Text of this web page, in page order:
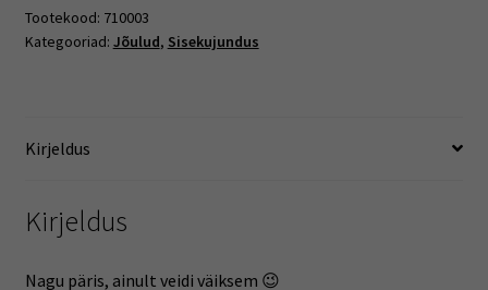
Tootekood: 710003
Kategooriad: Jõulud, Sisekujundus
Kirjeldus
Kirjeldus
Nagu päris, ainult veidi väiksem 😉